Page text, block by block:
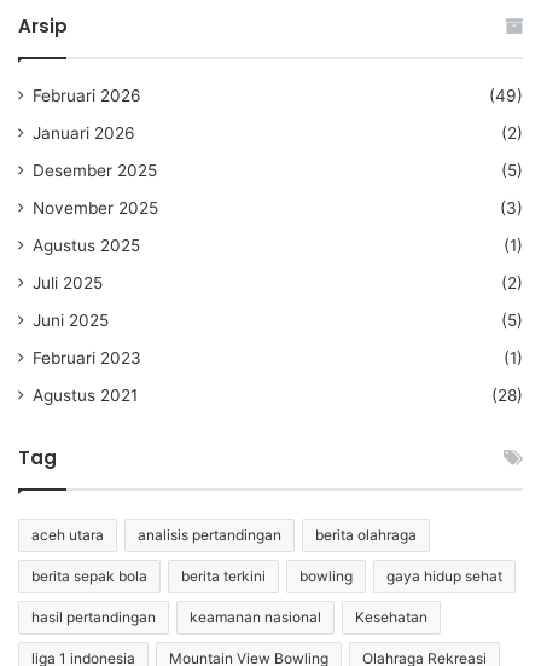
Arsip
Februari 2026
(49)
Januari 2026
(2)
Desember 2025
(5)
November 2025
(3)
Agustus 2025
(1)
Juli 2025
(2)
Juni 2025
(5)
Februari 2023
(1)
Agustus 2021
(28)
Tag
aceh utara analisis pertandingan berita olahraga
berita sepak bola berita terkini bowling gaya hidup sehat
hasil pertandingan keamanan nasional Kesehatan
liga 1 indonesia Mountain View Bowling Olahraga Rekreasi